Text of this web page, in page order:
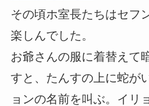
その頃ホ室長たちはセフ
楽しんでした。
お爺さんの服に着替えて
すと、たんすの上に蛇が
ョンの名前を叫ぶ。イリ